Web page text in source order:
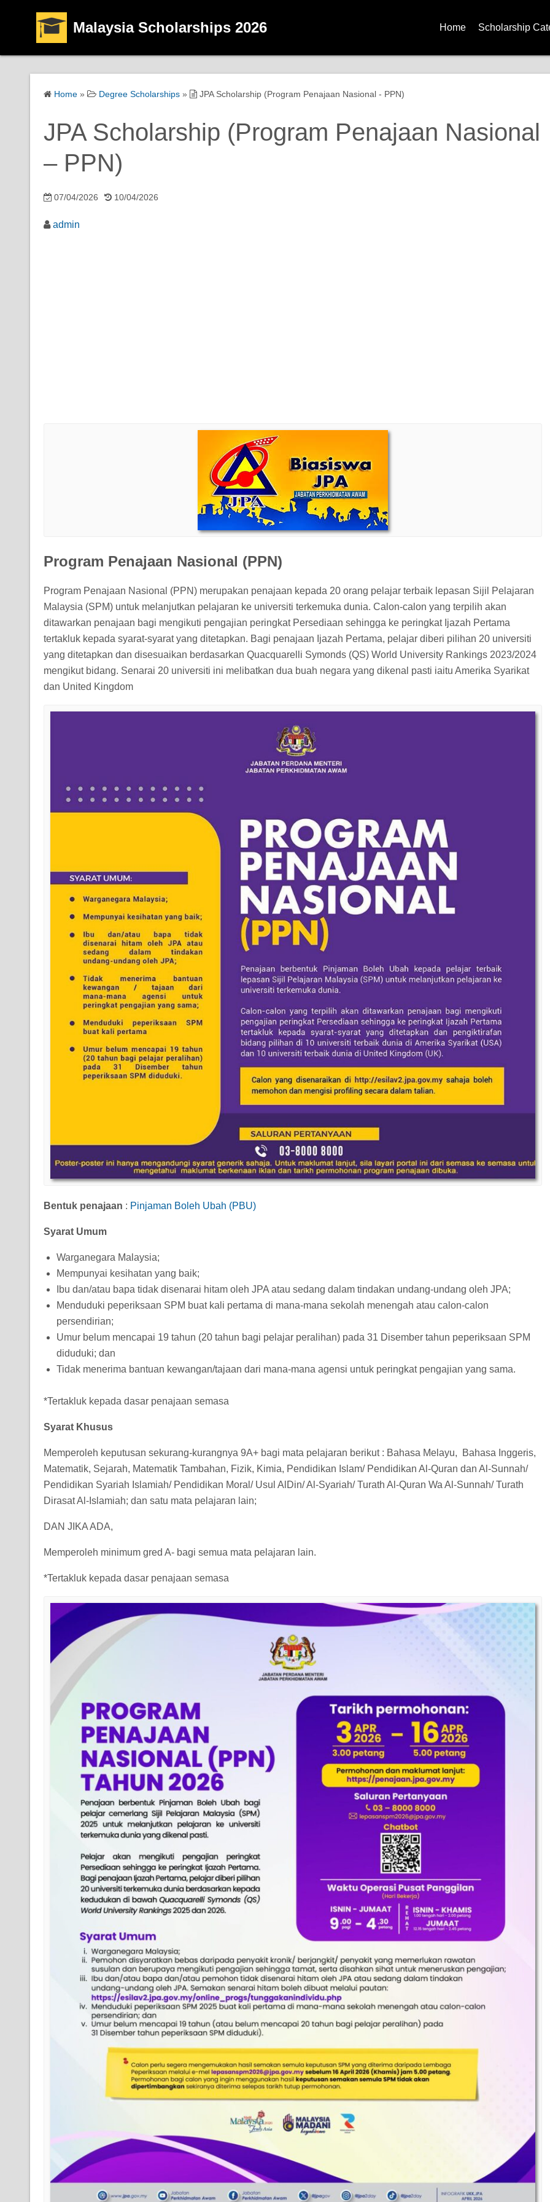
Malaysia Scholarships 2026 Home Scholarship
Government
Global
Home » Degree Scholarships » JPA Scholarship (Program Penajaan Nasional - PPN)
JPA Scholarship (Program Penajaan Nasional
– PPN)
07/04/2026 10/04/2026
admin
Program Penajaan Nasional (PPN)
Program Penajaan Nasional (PPN) merupakan penajaan kepada 20 orang pelajar terbaik lepasan Sijil Pelajaran
Malaysia (SPM) untuk melanjutkan pelajaran ke universiti terkemuka dunia. Calon-calon yang terpilih akan
ditawarkan penajaan bagi mengikuti pengajian peringkat Persediaan sehingga ke peringkat Ijazah Pertama
tertakluk kepada syarat-syarat yang ditetapkan. Bagi penajaan Ijazah Pertama, pelajar diberi pilihan 20 universiti
yang ditetapkan dan disesuaikan berdasarkan Quacquarelli Symonds (QS) World University Rankings 2023/2024
mengikut bidang. Senarai 20 universiti ini melibatkan dua buah negara yang dikenal pasti iaitu Amerika Syarikat
dan United Kingdom
Bentuk penajaan : Pinjaman Boleh Ubah (PBU)
Syarat Umum
Warganegara Malaysia;
Mempunyai kesihatan yang baik;
Ibu dan/atau bapa tidak disenarai hitam oleh JPA atau sedang dalam tindakan undang-undang oleh JPA;
Menduduki peperiksaan SPM buat kali pertama di mana-mana sekolah menengah atau calon-calon
persendirian;
Umur belum mencapai 19 tahun (20 tahun bagi pelajar peralihan) pada 31 Disember tahun peperiksaan SPM
diduduki; dan
Tidak menerima bantuan kewangan/tajaan dari mana-mana agensi untuk peringkat pengajian yang sama.
*Tertakluk kepada dasar penajaan semasa
Syarat Khusus
Memperoleh keputusan sekurang-kurangnya 9A+ bagi mata pelajaran berikut : Bahasa Melayu, Bahasa Inggeris,
Matematik, Sejarah, Matematik Tambahan, Fizik, Kimia, Pendidikan Islam/ Pendidikan Al-Quran dan Al-Sunnah/
Pendidikan Syariah Islamiah/ Pendidikan Moral/ Usul AlDin/ Al-Syariah/ Turath Al-Quran Wa Al-Sunnah/ Turath
Dirasat Al-Islamiah; dan satu mata pelajaran lain;
DAN JIKA ADA,
Memperoleh minimum gred A- bagi semua mata pelajaran lain.
*Tertakluk kepada dasar penajaan semasa